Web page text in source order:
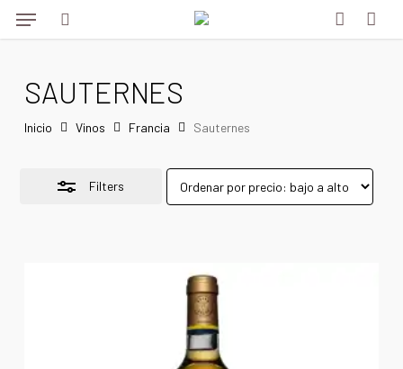
Skip
to
content
search account
Menu
SAUTERNES
Inicio Vinos Francia Sauternes
Filters
Close
Menu